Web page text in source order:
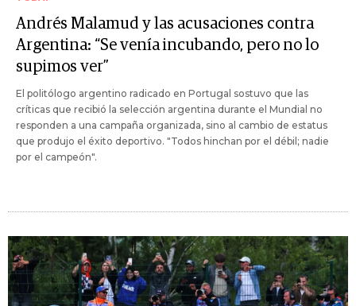
Andrés Malamud y las acusaciones contra
Argentina: “Se venía incubando, pero no lo
supimos ver”
El politólogo argentino radicado en Portugal sostuvo que las
críticas que recibió la selección argentina durante el Mundial no
responden a una campaña organizada, sino al cambio de estatus
que produjo el éxito deportivo. "Todos hinchan por el débil; nadie
por el campeón".